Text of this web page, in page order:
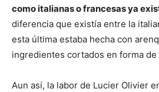
como italianas o francesas ya
diferencia que existía entre la
esta última estaba hecha con
ingredientes cortados en forma de
Aun así, la labor de Lucier Olivier